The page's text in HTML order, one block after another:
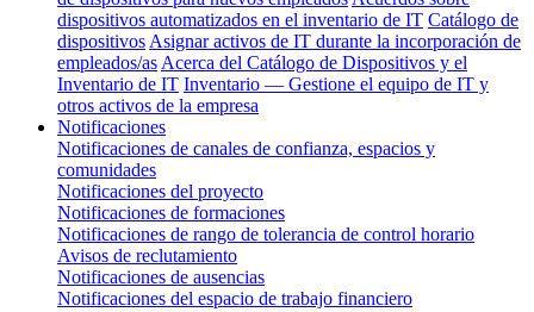
dispositivos automatizados en el inventario de IT Catálogo de
dispositivos Asignar activos de IT durante la incorporación de
empleados/as Acerca del Catálogo de Dispositivos y el
Inventario de IT Inventario — Gestione el equipo de IT y
otros activos de la empresa
Notificaciones
Notificaciones de canales de confianza, espacios y
comunidades
Notificaciones del proyecto
Notificaciones de formaciones
Notificaciones de rango de tolerancia de control horario
Avisos de reclutamiento
Notificaciones de ausencias
Notificaciones del espacio de trabajo financiero